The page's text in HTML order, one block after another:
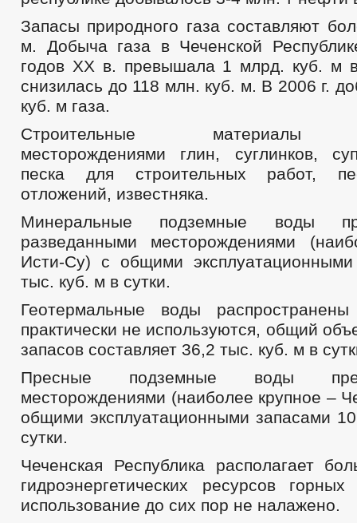
Запасы природного газа составляют
м. Добыча газа в Чеченской
годов ХХ в. превышала 1 млрд. куб. м
снизилась до 118 млн. куб. м. В 2006 г.
куб. м газа.
Строительные материалы
месторождениями глин, суглинков,
песка для строительных работ,
отложений, известняка.
Минеральные подземные воды
разведанными месторождениями
Исти-Су) с общими
тыс. куб. м в сутки.
Геотермальные воды
практически не используются, общий
запасов составляет 36,2 тыс. куб. м в
Пресные подземные воды
месторождениями (наиболее крупное –
общими эксплуатационными запасами
сутки.
Чеченская Республика располагает
гидроэнергетических ресурсов
использование до сих пор не налажено.